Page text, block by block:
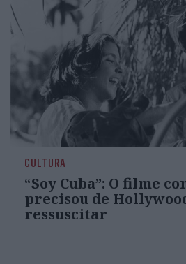
CULTURA
“Soy Cuba”: O filme
precisou de
ressuscitar